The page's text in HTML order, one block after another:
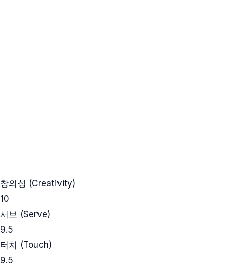
창의성 (Creativity)
10
서브 (Serve)
9.5
터치 (Touch)
9.5